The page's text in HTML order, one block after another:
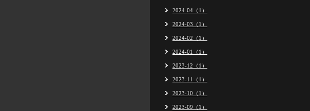
2024-04（1）
2024-03（1）
2024-02（1）
2024-01（1）
2023-12（1）
2023-11（1）
2023-10（1）
2023-09（1）